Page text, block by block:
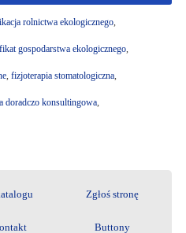
rolnictwa ekologicznego,
gospodarstwa ekologicznego,
, fizjoterapia stomatologiczna,
doradczo konsultingowa,
Zgłoś stronę
Buttony